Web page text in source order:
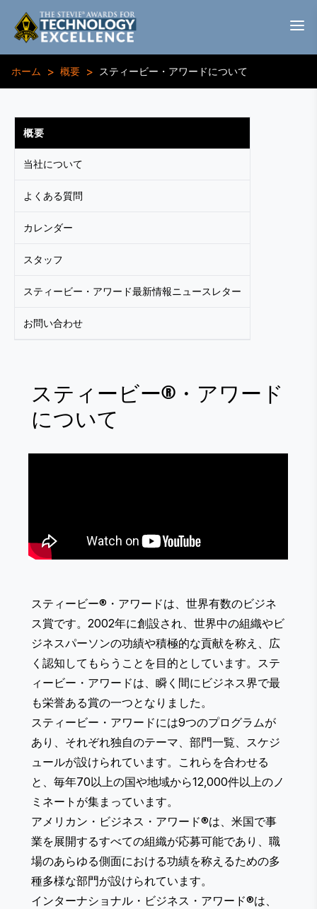
ホーム > 概要 > スティービー・アワードについて
概要
当社について
よくある質問
カレンダー
スタッフ
スティービー・アワード最新情報ニュースレター
お問い合わせ
スティービー®・アワード
について
スティービー®・アワードは、世界有数のビジネ
ス賞です。2002年に創設され、世界中の組織やビ
ジネスパーソンの功績や積極的な貢献を称え、広
く認知してもらうことを目的としています。ステ
ィービー・アワードは、瞬く間にビジネス界で最
も栄誉ある賞の一つとなりました。
スティービー・アワードには9つのプログラムが
あり、それぞれ独自のテーマ、部門一覧、スケジ
ュールが設けられています。これらを合わせる
と、毎年70以上の国や地域から12,000件以上のノ
ミネートが集まっています。
アメリカン・ビジネス・アワード®は、米国で事
業を展開するすべての組織が応募可能であり、職
場のあらゆる側面における功績を称えるための多
種多様な部門が設けられています。
インターナショナル・ビジネス・アワード®は、